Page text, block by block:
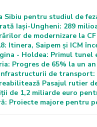
Sibiu pentru studiul de
Iași-Ungheni: 289
de modernizare la
Itinera, Saipem și ICM
- Holdea: Primul
Progres de 65% la un
de
Pasajul rutier
de 1,2 miliarde euro
Proiecte majore pentru